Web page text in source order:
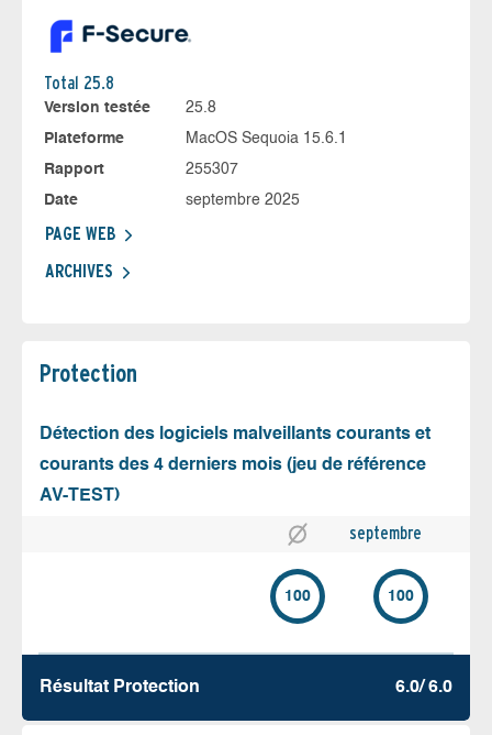
Total 25.8
Version testée
25.8
Plateforme
MacOS Sequoia 15.6.1
Rapport
255307
Date
septembre 2025
PAGE WEB
ARCHIVES
Protection
Détection des logiciels malveillants courants et
courants des 4 derniers mois (jeu de référence
AV-TEST)
septembre
100 100
Résultat Protection 6.0/ 6.0